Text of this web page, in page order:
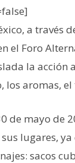
a través
el Foro
la acción
aromas,
de mayo de
lugares,
sacos